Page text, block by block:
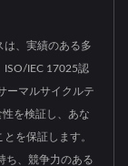
は、実績のある多
ISO/IEC 17025認
ーマルサイクルテ
を検証し、あな
を保証します。
ち、競争力のある